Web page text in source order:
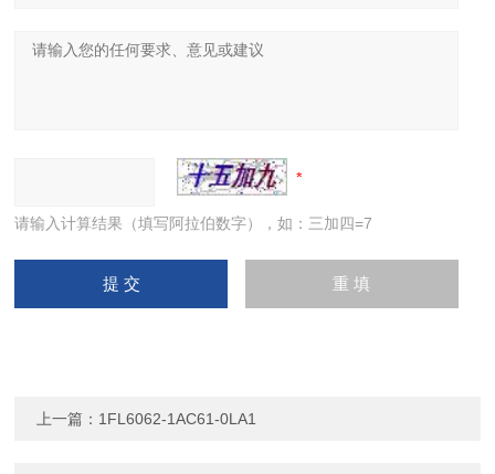
请输入计算结果（填写阿拉伯数字），如：三加四=7
上一篇： 1FL6062-1AC61-0LA1